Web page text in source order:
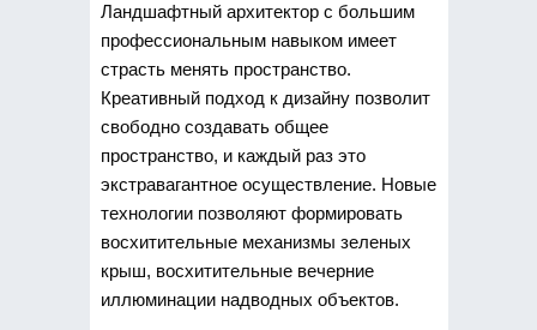
Ландшафтный архитектор с большим
профессиональным навыком имеет
страсть менять пространство.
Креативный подход к дизайну позволит
свободно создавать общее
пространство, и каждый раз это
экстравагантное осуществление. Новые
технологии позволяют формировать
восхитительные механизмы зеленых
крыш, восхитительные вечерние
иллюминации надводных объектов.